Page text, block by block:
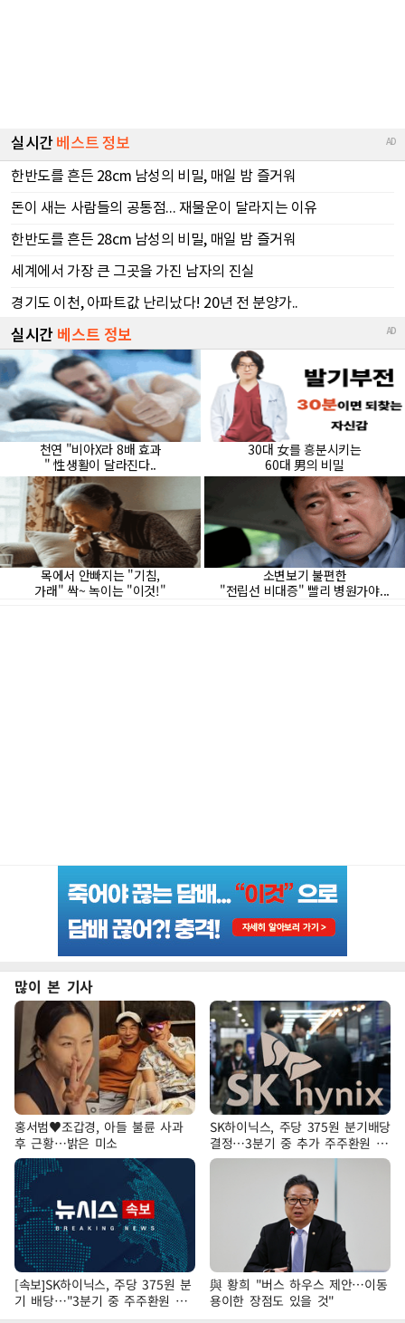
많이 본 기사
홍서범♥조갑경, 아들 불륜 사과
후 근황…밝은 미소
SK하이닉스, 주당 375원 분기배당
결정…3분기 중 추가 주주환원 발
표
[속보]SK하이닉스, 주당 375원 분
기 배당…"3분기 중 주주환원 방
안 확정"
與 황희 "버스 하우스 제안…이동
용이한 장점도 있을 것"